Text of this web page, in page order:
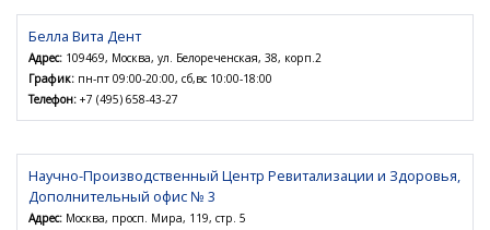
Белла Вита Дент
Адрес: 109469, Москва, ул. Белореченская, 38, корп.2
График: пн-пт 09:00-20:00, сб,вс 10:00-18:00
Телефон: +7 (495) 658-43-27
Научно-Производственный Центр Ревитализации и Здоровья,
Дополнительный офис № 3
Адрес: Москва, просп. Мира, 119, стр. 5